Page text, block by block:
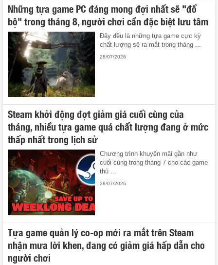
Những tựa game PC đáng mong đợi nhất sẽ "đổ
bộ" trong tháng 8, người chơi cần đặc biệt lưu tâm
Đây đều là những tựa game cực kỳ
chất lượng sẽ ra mắt trong tháng ...
28/07/2026
Steam khởi động đợt giảm giá cuối cùng của
tháng, nhiều tựa game quá chất lượng đang ở mức
thấp nhất trong lịch sử
Chương trình khuyến mãi gần như
cuối cùng trong tháng 7 cho các game
thủ ...
28/07/2026
Tựa game quản lý co-op mới ra mắt trên Steam
nhận mưa lời khen, đang có giảm giá hấp dẫn cho
người chơi